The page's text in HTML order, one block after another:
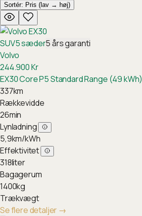
Sortér: Pris (lav → høj)
SUV5sæder5års garanti
Volvo
244.900Kr
EX30 Core P5 Standard Range (49 kWh)
337km
Rækkevidde
26min
Lynladning
5,9km/kWh
Effektivitet
318liter
Bagagerum
1400kg
Trækvægt
Se flere detaljer →